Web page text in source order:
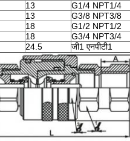
13
G1/4 NPT1/4
13
G3/8 NPT3/8
18
G1/2 NPT1/2
18
G3/4 NPT3/4
24.5 जी1 एनपीटी1